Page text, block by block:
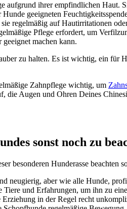
auf­grund ihrer emp­find­li­chen
geeig­ne­ten
regel­mä­ßig auf Haut­ir­ri­ta­tio­nen
Pfle­ge erfor­dert, um
machen kann.
zu hal­ten. Es ist wich­tig, ein
Zahn­pfle­ge wich­tig, um
Augen und Ohren Dei­nes
sonst noch zu
beson­de­ren Hun­de­ras­se beach­ten
neu­gie­rig, aber wie alle Hun­de,
und Erfah­run­gen, um ihn zu
in der Regel recht